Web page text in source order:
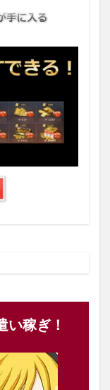
い稼ぎ！